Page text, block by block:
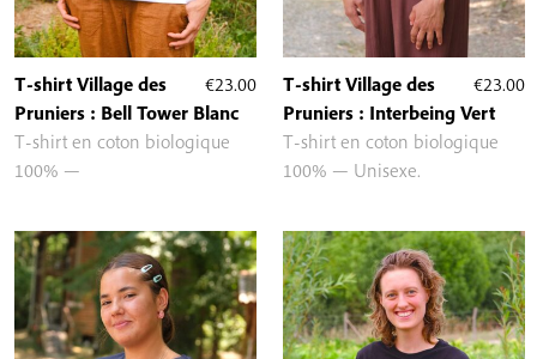
€23.00
T-shirt Village des
Pruniers : Bell Tower Blanc
T-shirt en coton biologique
100% —
€23.00
T-shirt Village des
Pruniers : Interbeing Vert
T-shirt en coton biologique
100% — Unisexe.